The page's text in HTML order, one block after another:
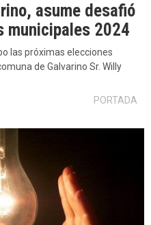
asume desafió
municipales 2024
las próximas elecciones
de Galvarino Sr. Willy
PORTADA